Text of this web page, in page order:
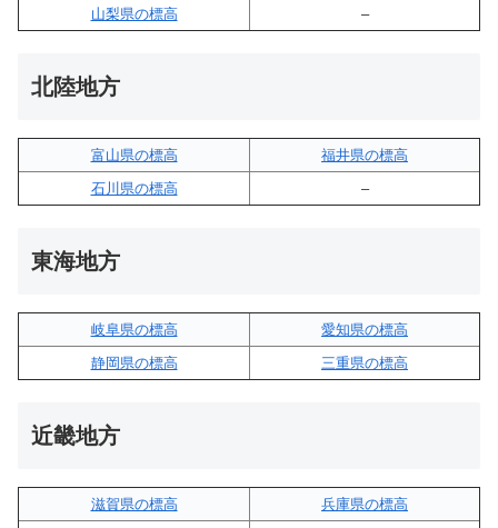
山梨県の標高
–
北陸地方
富山県の標高
福井県の標高
石川県の標高
–
東海地方
岐阜県の標高
愛知県の標高
静岡県の標高
三重県の標高
近畿地方
滋賀県の標高
兵庫県の標高